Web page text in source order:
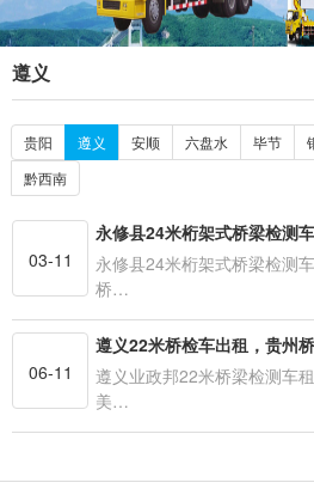
遵义
贵阳 遵义 安顺 六盘水 毕节
黔西南
03-11
永修县24米桁架式桥梁检测
桥…
06-11
遵义22米桥检车出租，贵州
遵义业政邦22米桥梁检测车
美…